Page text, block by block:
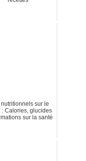
nutritionnels sur le
: Calories, glucides
sur la santé